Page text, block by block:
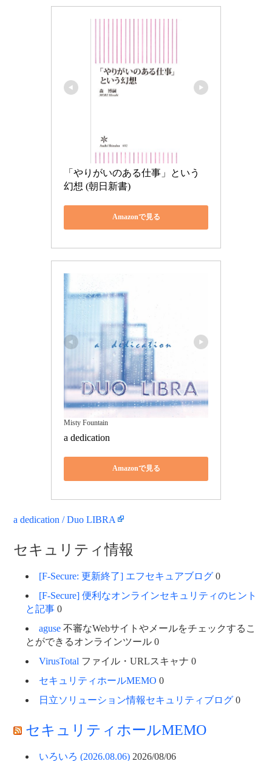
「やりがいのある仕事」という
幻想 (朝日新書)
Amazonで見る
Misty Fountain
a dedication
Amazonで見る
a dedication / Duo LIBRA
セキュリティ情報
[F-Secure: 更新終了] エフセキュアブログ 0
[F-Secure] 便利なオンラインセキュリティのヒント
と記事 0
aguse 不審なWebサイトやメールをチェックするこ
とができるオンラインツール 0
VirusTotal ファイル・URLスキャナ 0
セキュリティホールMEMO 0
日立ソリューション情報セキュリティブログ 0
セキュリティホールMEMO
いろいろ (2026.08.06) 2026/08/06